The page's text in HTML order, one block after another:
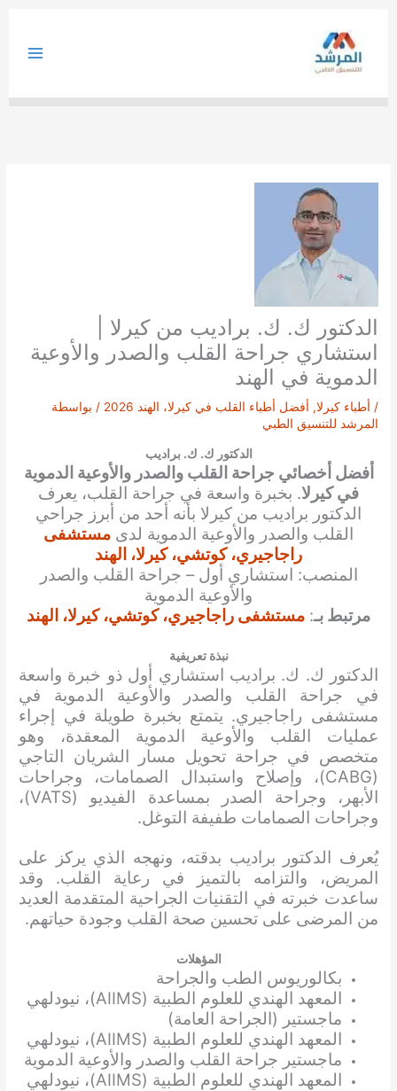
الدكتور ك. ك. براديب من كيرلا |
استشاري جراحة القلب والصدر والأوعية
الدموية في الهند
/ أطباء كيرلا, أفضل أطباء القلب في كيرلا، الهند 2026
/ بواسطة
المرشد للتنسيق الطبي
الدكتور ك. ك. براديب
أفضل أخصائي جراحة القلب والصدر والأوعية الدموية
في كيرلا. بخبرة واسعة في جراحة القلب، يعرف
الدكتور براديب من كيرلا بأنه أحد من أبرز جراحي
القلب والصدر والأوعية الدموية لدى مستشفى
راجاجيري، كوتشي، كيرلا، الهند
المنصب: استشاري أول – جراحة القلب والصدر
والأوعية الدموية
مرتبط بـ: مستشفى راجاجيري، كوتشي، كيرلا، الهند
نبذة تعريفية
الدكتور ك. ك. براديب استشاري أول ذو خبرة واسعة
في جراحة القلب والصدر والأوعية الدموية في
مستشفى راجاجيري. يتمتع بخبرة طويلة في إجراء
عمليات القلب والأوعية الدموية المعقدة، وهو
متخصص في جراحة تحويل مسار الشريان التاجي
(CABG)، وإصلاح واستبدال الصمامات، وجراحات
الأبهر، وجراحة الصدر بمساعدة الفيديو (VATS)،
وجراحات الصمامات طفيفة التوغل.
يُعرف الدكتور براديب بدقته، ونهجه الذي يركز على
المريض، والتزامه بالتميز في رعاية القلب. وقد
ساعدت خبرته في التقنيات الجراحية المتقدمة العديد
من المرضى على تحسين صحة القلب وجودة حياتهم.
المؤهلات
بكالوريوس الطب والجراحة
المعهد الهندي للعلوم الطبية (AIIMS)، نيودلهي
ماجستير (الجراحة العامة)
المعهد الهندي للعلوم الطبية (AIIMS)، نيودلهي
ماجستير جراحة القلب والصدر والأوعية الدموية
المعهد الهندي للعلوم الطبية (AIIMS)، نيودلهي